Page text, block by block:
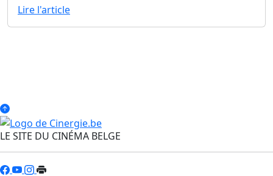
Lire l'article
LE SITE DU CINÉMA BELGE